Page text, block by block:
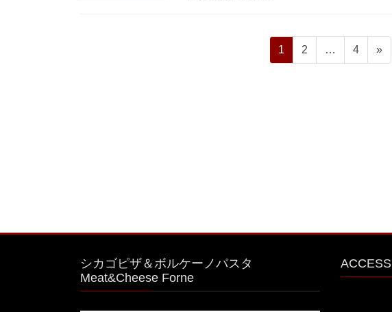
ペ
ー
1
ペ
ー
2 …
ペ
ー
4 »
シカゴピザ＆ボルケーノパスタ
Meat&Cheese Forne
ACCESS